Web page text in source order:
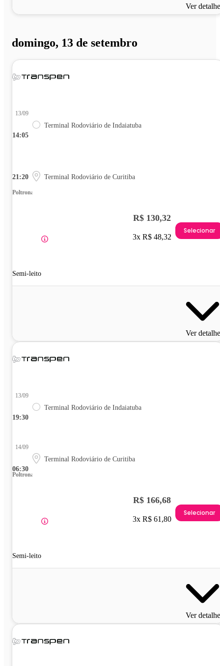
Ver
domingo, 13 de setembro
14:05
13/09
Terminal Rodoviário de Indaiatuba
21:20 Terminal Rodoviário de Curitiba
Poltrona
Semi-leito
R$ 130,32
3x R$ 48,32
Selecionar
Ver
19:30
13/09
Terminal Rodoviário de Indaiatuba
06:30
14/09
Terminal Rodoviário de Curitiba
Poltrona
Semi-leito
R$ 166,68
3x R$ 61,80
Selecionar
Ver